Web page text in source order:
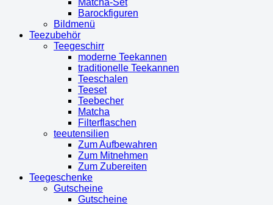
Barockfiguren
Bildmenü
Teezubehör
Teegeschirr
moderne Teekannen
traditionelle Teekannen
Teeschalen
Teeset
Teebecher
Matcha
Filterflaschen
teeutensilien
Zum Aufbewahren
Zum Mitnehmen
Zum Zubereiten
Teegeschenke
Gutscheine
Gutscheine